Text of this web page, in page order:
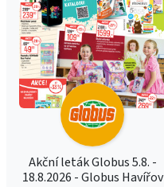
Akční leták Globus 5.8. -
18.8.2026 - Globus Havířov